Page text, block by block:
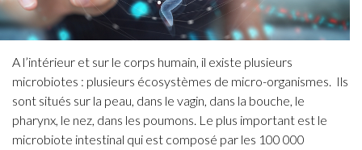
A l’intérieur et sur le corps humain, il existe plusieurs
microbiotes : plusieurs écosystèmes de micro-organismes. Ils
sont situés sur la peau, dans le vagin, dans la bouche, le
pharynx, le nez, dans les poumons. Le plus important est le
microbiote intestinal qui est composé par les 100 000